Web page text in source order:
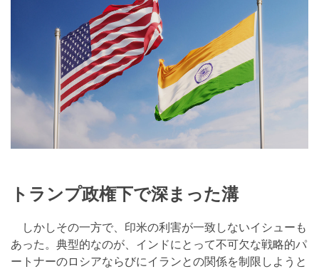
トランプ政権下で深まった溝
しかしその一方で、印米の利害が一致しないイシューも
あった。典型的なのが、インドにとって不可欠な戦略的パ
ートナーのロシアならびにイランとの関係を制限しようと